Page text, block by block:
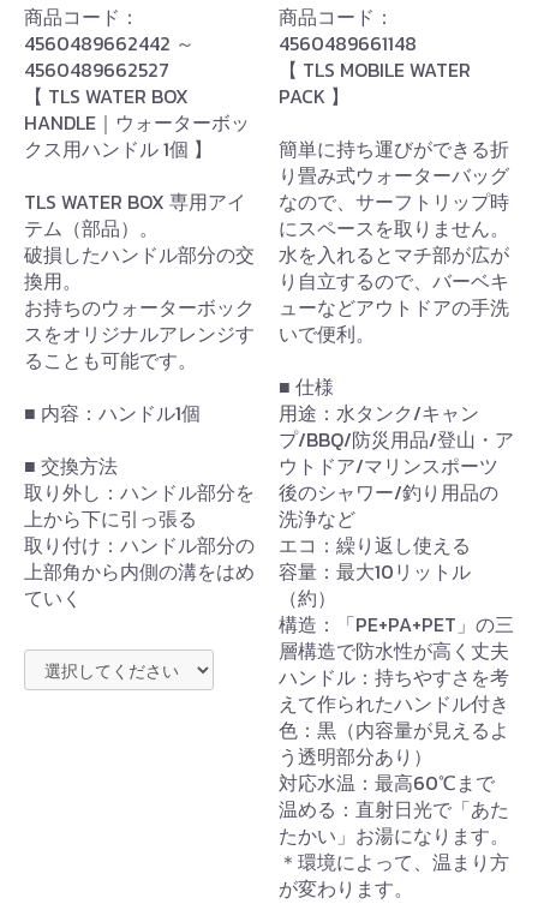
商品コード：
4560489662442 ～
4560489662527
【 TLS WATER BOX
HANDLE｜ウォーターボッ
クス用ハンドル 1個 】
TLS WATER BOX 専用アイ
テム（部品）。
破損したハンドル部分の交
換用。
お持ちのウォーターボック
スをオリジナルアレンジす
ることも可能です。
■ 内容：ハンドル1個
■ 交換方法
取り外し：ハンドル部分を
上から下に引っ張る
取り付け：ハンドル部分の
上部角から内側の溝をはめ
ていく
商品コード：
4560489661148
【 TLS MOBILE WATER
PACK 】
簡単に持ち運びができる折
り畳み式ウォーターバッグ
なので、サーフトリップ時
にスペースを取りません。
水を入れるとマチ部が広が
り自立するので、バーベキ
ューなどアウトドアの手洗
いで便利。
■ 仕様
用途：水タンク/キャン
プ/BBQ/防災用品/登山・ア
ウトドア/マリンスポーツ
後のシャワー/釣り用品の
洗浄など
エコ：繰り返し使える
容量：最大10リットル
（約）
構造：「PE+PA+PET」の三
層構造で防水性が高く丈夫
ハンドル：持ちやすさを考
えて作られたハンドル付き
色：黒（内容量が見えるよ
う透明部分あり）
対応水温：最高60℃まで
温める：直射日光で「あた
たかい」お湯になります。
＊環境によって、温まり方
が変わります。